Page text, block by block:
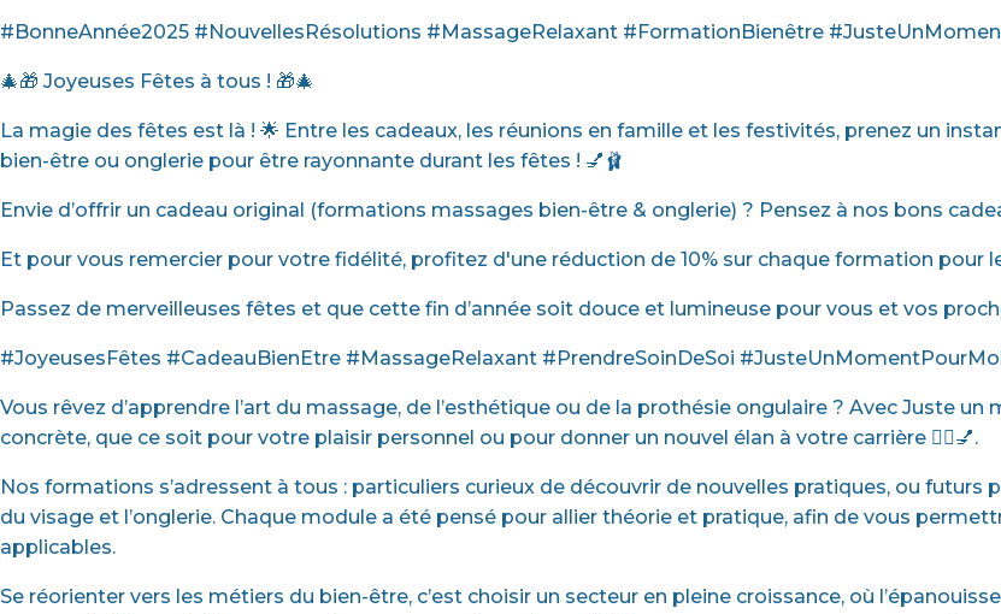
#BonneAnnée2025 #NouvellesRésolutions #MassageRelaxant #FormationBienêtre
🎄🎁 Joyeuses Fêtes à tous ! 🎁🎄
La magie des fêtes est là ! 🌟 Entre les cadeaux, les réunions en famille et les festivités, prenez un
bien-être ou onglerie pour être rayonnante durant les fêtes ! 💅🩰
Envie d’offrir un cadeau original (formations massages bien-être & onglerie) ? Pensez à nos bons
Et pour vous remercier pour votre fidélité, profitez d'une réduction de 10% sur chaque formation pour
Passez de merveilleuses fêtes et que cette fin d’année soit douce et lumineuse pour vous et vos
#JoyeusesFêtes #CadeauBienEtre #MassageRelaxant #PrendreSoinDeSoi
Vous rêvez d’apprendre l’art du massage, de l’esthétique ou de la prothésie ongulaire ? Avec Juste
concrète, que ce soit pour votre plaisir personnel ou pour donner un nouvel élan à votre carrière 💆‍♀️💅.
Nos formations s’adressent à tous : particuliers curieux de découvrir de nouvelles pratiques, ou
du visage et l’onglerie. Chaque module a été pensé pour allier théorie et pratique, afin de vous
applicables.
Se réorienter vers les métiers du bien-être, c’est choisir un secteur en pleine croissance, où